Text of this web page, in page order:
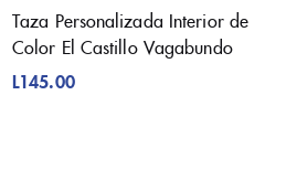
Taza Personalizada Interior de
Color El Castillo Vagabundo
L145.00